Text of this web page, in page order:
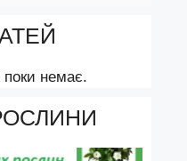
немає.